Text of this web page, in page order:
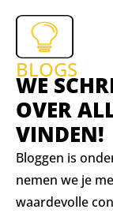
BLOGS
WE
OVER
VINDEN!
Bloggen is
nemen we je
waardevolle